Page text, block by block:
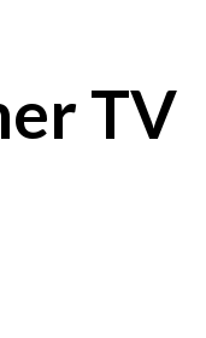
TV